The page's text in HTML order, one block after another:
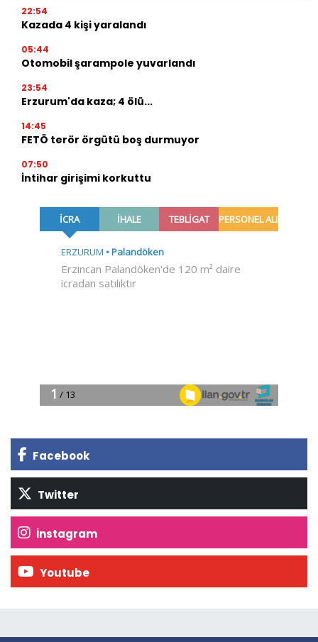
22:54
Kazada 4 kişi yaralandı
05:44
Otomobil şarampole yuvarlandı
23:54
Erzurum'da kaza; 4 ölü...
14:45
FETÖ terör örgütü boş durmuyor
07:50
İntihar girişimi korkuttu
Facebook
Twitter
İnstagram
Youtube